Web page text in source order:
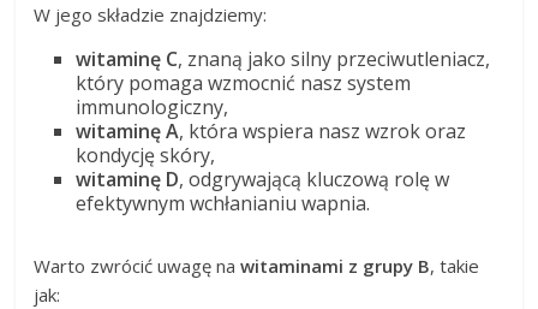
W jego składzie znajdziemy:
witaminę C, znaną jako silny przeciwutleniacz,
który pomaga wzmocnić nasz system
immunologiczny,
witaminę A, która wspiera nasz wzrok oraz
kondycję skóry,
witaminę D, odgrywającą kluczową rolę w
efektywnym wchłanianiu wapnia.
Warto zwrócić uwagę nawitaminami z grupy B, takie
jak: